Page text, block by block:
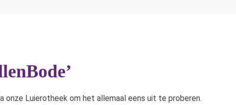
onze Luierotheek om het allemaal eens uit te proberen.